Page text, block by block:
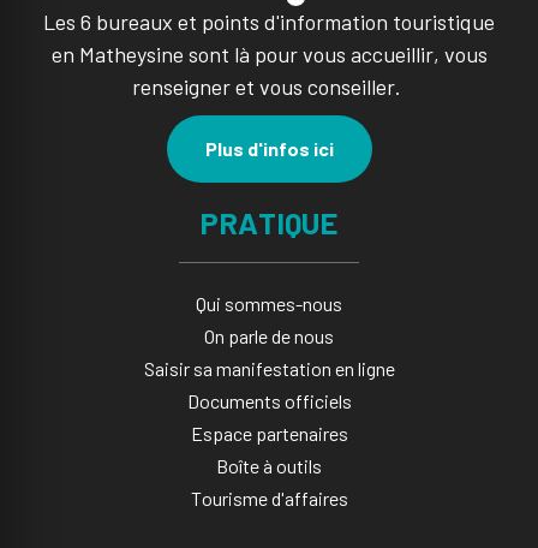
Les 6 bureaux et points d'information touristique
en Matheysine sont là pour vous accueillir, vous
renseigner et vous conseiller.
Plus d'infos ici
PRATIQUE
Qui sommes-nous
On parle de nous
Saisir sa manifestation en ligne​
Documents officiels
Espace partenaires
Boîte à outils
Tourisme d'affaires